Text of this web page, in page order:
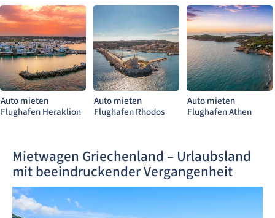
Auto mieten
Flughafen Heraklion
Auto mieten
Flughafen Rhodos
Auto mieten
Flughafen Athen
Mietwagen Griechenland – Urlaubsland
mit beeindruckender Vergangenheit